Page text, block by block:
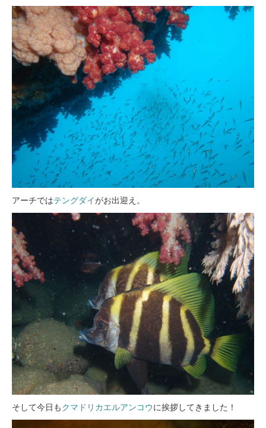
アーチではテングダイがお出迎え。
そして今日もクマドリカエルアンコウに挨拶してきました！